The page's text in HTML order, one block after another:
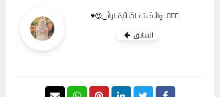
سۣۗــوِالَـفّ بّـنـاتّ الَإمَـاراتُے😍♥️
السابق